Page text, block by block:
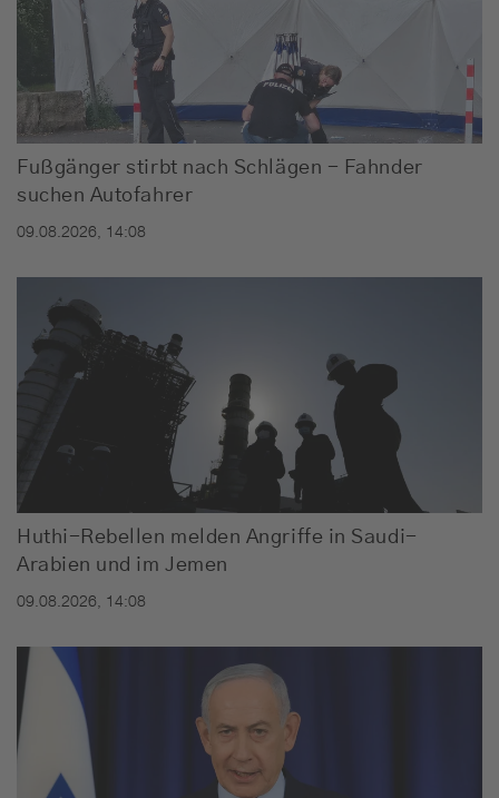
Fußgänger stirbt nach Schlägen - Fahnder
suchen Autofahrer
09.08.2026, 14:08
Huthi-Rebellen melden Angriffe in Saudi-
Arabien und im Jemen
09.08.2026, 14:08